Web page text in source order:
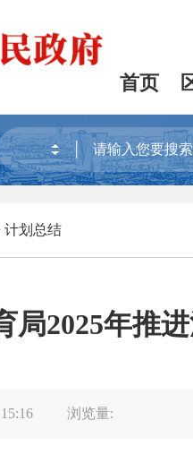
首页
计划总结
局2025年推
浏览量: